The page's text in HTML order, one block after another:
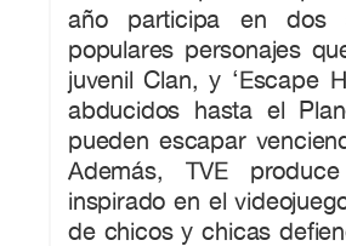
año participa en dos
populares personajes
juvenil Clan, y ‘Escape
abducidos hasta el
pueden escapar
Además, TVE
inspirado en el
de chicos y chicas